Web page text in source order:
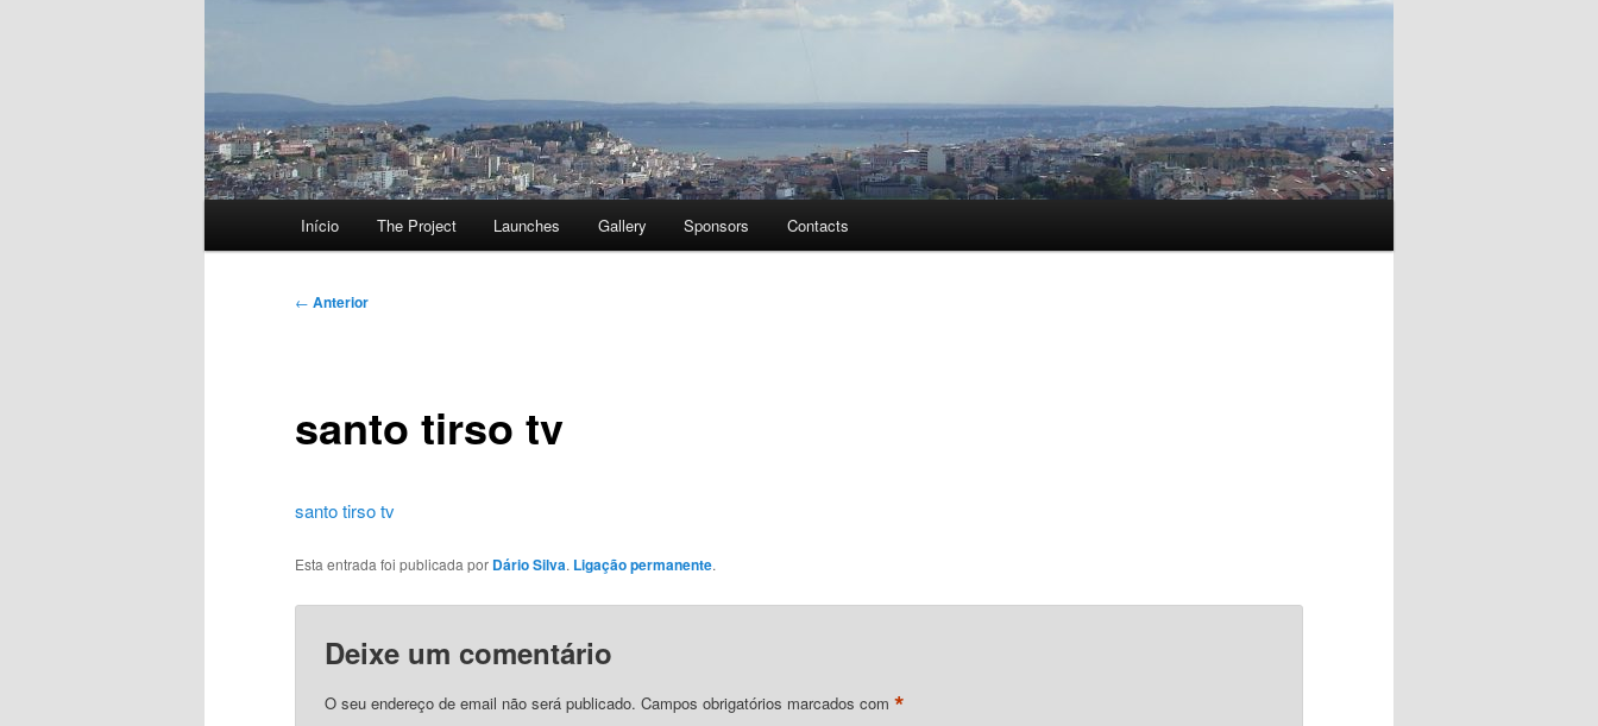
Início The Project Launches Gallery Sponsors Contacts
Navegação
← Anterior
santo tirso tv
santo tirso tv
Esta entrada foi publicada por Dário Silva. Ligação permanente.
Deixe um comentário
O seu endereço de email não será publicado. Campos obrigatórios marcados com*